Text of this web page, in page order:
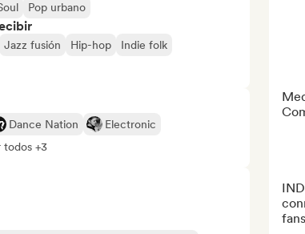
Pop urbano
Jazz fusión Hip-hop
Indie folk
Dance Nation
Electronic
todos +3